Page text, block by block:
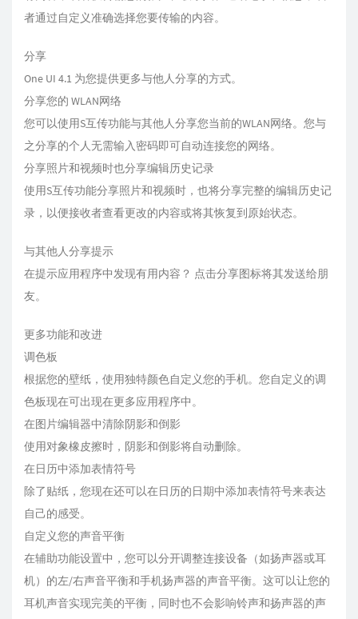
者通过自定义准确选择您要传输的内容。
分享
One UI 4.1 为您提供更多与他人分享的方式。
分享您的 WLAN网络
您可以使用S互传功能与其他人分享您当前的WLAN网络。您与
之分享的个人无需输入密码即可自动连接您的网络。
分享照片和视频时也分享编辑历史记录
使用S互传功能分享照片和视频时，也将分享完整的编辑历史记
录，以便接收者查看更改的内容或将其恢复到原始状态。
与其他人分享提示
在提示应用程序中发现有用内容？ 点击分享图标将其发送给朋
友。
更多功能和改进
调色板
根据您的壁纸，使用独特颜色自定义您的手机。您自定义的调
色板现在可出现在更多应用程序中。
在图片编辑器中清除阴影和倒影
使用对象橡皮擦时，阴影和倒影将自动删除。
在日历中添加表情符号
除了贴纸，您现在还可以在日历的日期中添加表情符号来表达
自己的感受。
自定义您的声音平衡
在辅助功能设置中，您可以分开调整连接设备（如扬声器或耳
机）的左/右声音平衡和手机扬声器的声音平衡。这可以让您的
耳机声音实现完美的平衡，同时也不会影响铃声和扬声器的声